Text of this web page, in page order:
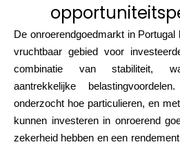
Merken
De onroerendgoedmarkt in
vruchtbaar gebied voor
combinatie van stabiliteit,
aantrekkelijke
onderzocht hoe particulieren, en
kunnen investeren in onroerend
zekerheid hebben en een